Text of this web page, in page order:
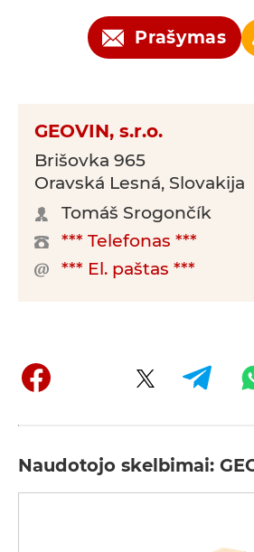
Prašymas
GEOVIN, s.r.o.
Brišovka 965
Oravská Lesná, Slovakija
Tomáš Srogončík
*** Telefonas ***
*** El. paštas ***
Naudotojo skelbimai: